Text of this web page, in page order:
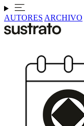
AUTORES ARCHIVO